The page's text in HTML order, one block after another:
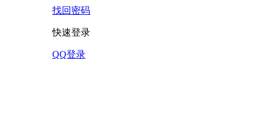
找回密码
快速登录
QQ登录